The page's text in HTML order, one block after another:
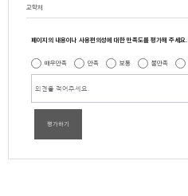
교학처
페이지의 내용이나 사용편의성에 대한 만족도를 평가해 주세요.
매우만족 만족 보통 불만족
평가하기